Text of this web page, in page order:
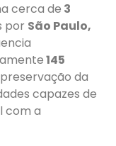
cerca de 3
por São Paulo,
145
da
capazes de
com a